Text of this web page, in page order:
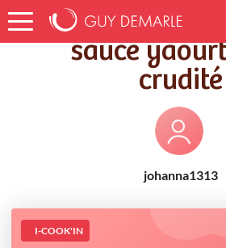
Accueil Recettes sauce yaourt
sauce
crudité
johanna1313
I-COOK'IN